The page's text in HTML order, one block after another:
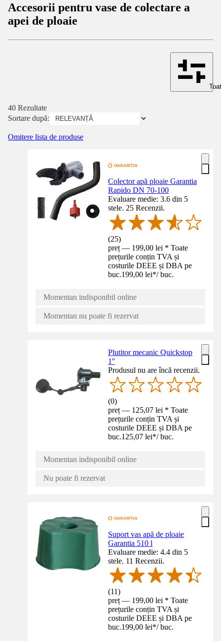
Accesorii pentru vase de colectare a
apei de ploaie
40 Rezultate
Sortare după:
Omitere lista de produse
Colector apă ploaie Garantia
Rapido DN 70-100
Evaluare medie: 3.6 din 5
stele. 25 Recenzii.
(25)
preț — 199,00 lei * Toate
prețurile conțin TVA și
costurile DEEE și DBA pe
buc.199,00 lei*/ buc.
Momentan indisponibil online
Momentan nu poate fi rezervat
Plutitor mecanic Quickstop
1''
Produsul nu are încă recenzii.
(0)
preț — 125,07 lei * Toate
prețurile conțin TVA și
costurile DEEE și DBA pe
buc.125,07 lei*/ buc.
Momentan indisponibil online
Nu poate fi rezervat
Suport vas apă de ploaie
Garantia 510 l
Evaluare medie: 4.4 din 5
stele. 11 Recenzii.
(11)
preț — 199,00 lei * Toate
prețurile conțin TVA și
costurile DEEE și DBA pe
buc.199,00 lei*/ buc.